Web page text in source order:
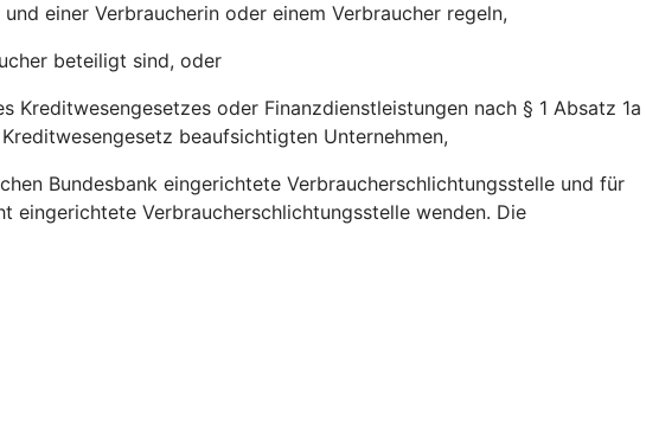
einer Verbraucherin oder einem Verbraucher regeln,
beteiligt sind, oder
oder Finanzdienstleistungen nach § 1 Absatz 1a
beaufsichtigten Unternehmen,
Bundesbank eingerichtete Verbraucherschlichtungsstelle und für
eingerichtete Verbraucherschlichtungsstelle wenden. Die